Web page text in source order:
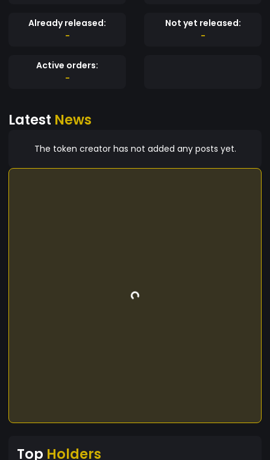
5- تشجيع العمل الطوعي بمختلف جوانبه الإنسانية 6- إيجاد
مشاريع مدرّة للدخل للفئة المعوزة 7- تنمية وتأهيل الشباب
وإشراكها في مختلف المجالات التنموية 9- إشراك وتفعيل
دور الجمعية مع السلطة المحلية والمنظمات المانحة داخليا
Already released:
-
Not yet released:
-
Active orders:
-
Latest News
The token creator has not added any posts yet.
Top Holders